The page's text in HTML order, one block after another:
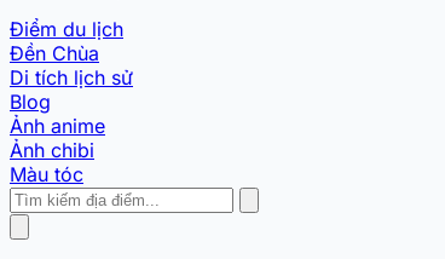
Điểm du lịch
Đền Chùa
Di tích lịch sử
Blog
Ảnh anime
Ảnh chibi
Màu tóc